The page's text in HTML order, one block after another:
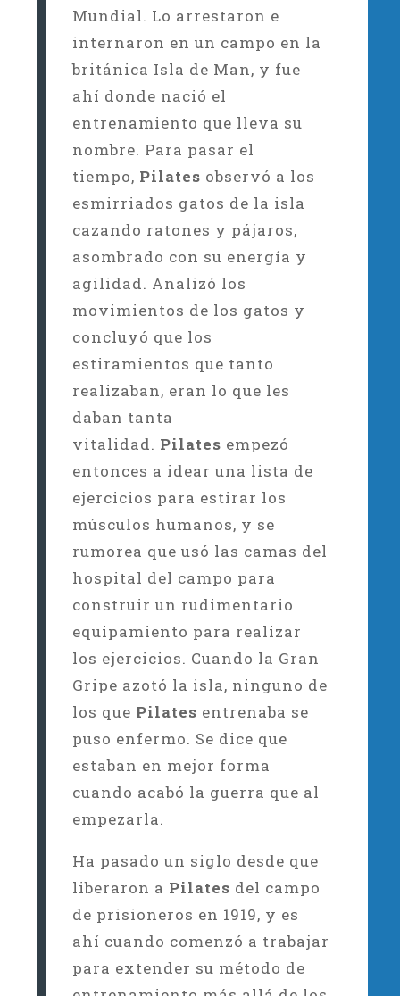
Mundial. Lo arrestaron e
internaron en un campo en la
británica Isla de Man, y fue
ahí donde nació el
entrenamiento que lleva su
nombre. Para pasar el
tiempo, Pilates observó a los
esmirriados gatos de la isla
cazando ratones y pájaros,
asombrado con su energía y
agilidad. Analizó los
movimientos de los gatos y
concluyó que los
estiramientos que tanto
realizaban, eran lo que les
daban tanta
vitalidad. Pilates empezó
entonces a idear una lista de
ejercicios para estirar los
músculos humanos, y se
rumorea que usó las camas del
hospital del campo para
construir un rudimentario
equipamiento para realizar
los ejercicios. Cuando la Gran
Gripe azotó la isla, ninguno de
los que Pilates entrenaba se
puso enfermo. Se dice que
estaban en mejor forma
cuando acabó la guerra que al
empezarla.
Ha pasado un siglo desde que
liberaron a Pilates del campo
de prisioneros en 1919, y es
ahí cuando comenzó a trabajar
para extender su método de